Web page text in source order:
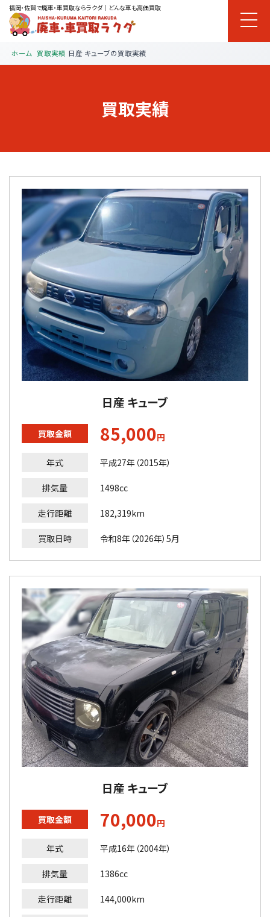
福岡・佐賀で廃車・車買取ならラクダ｜どんな車も高価買取
ホーム 買取実績 日産 キューブの買取実績
買取実績
日産 キューブ
買取金額 85,000円
年式 平成27年（2015年）
排気量 1498cc
走行距離 182,319km
買取日時 令和8年（2026年）5月
日産 キューブ
買取金額 70,000円
年式 平成16年（2004年）
排気量 1386cc
走行距離 144,000km